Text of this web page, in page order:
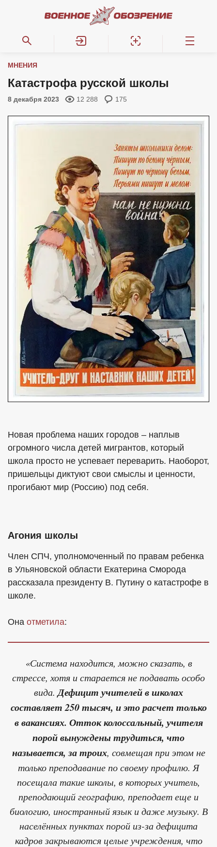
МНЕНИЯ
Катастрофа русской школы
8 декабря 2023 12 288 175
Новая проблема наших городов – наплыв
огромного числа детей мигрантов, который
школа просто не успевает переварить. Наоборот,
пришельцы диктуют свои смыслы и ценности,
прогибают мир (Россию) под себя.
Агония школы
Член СПЧ, уполномоченный по правам ребенка
в Ульяновской области Екатерина Сморода
рассказала президенту В. Путину о катастрофе в
школе.
Она отметила:
«Система находится, можно сказать, в
стрессе, хотя и старается не подавать особо
вида. Дефицит учителей в школах
составляет 250 тысяч, и это расчет только
в вакансиях. Отток колоссальный, учителя
порой вынуждены трудиться, что
называется, за троих, совмещая при этом не
только преподавание по своему профилю. Я
посещала такие школы, в которых учитель,
преподающий географию, преподает еще и
биологию, иностранный язык и даже музыку. В
населённых пунктах порой из-за дефицита
кадров закрываются целые учреждения, что